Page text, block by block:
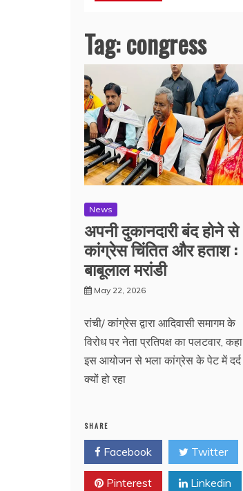
Tag:congress
News
अपनी दुकानदारी बंद होने से
कांग्रेस चिंतित और हताश :
बाबूलाल मरांडी
May 22, 2026
रांची/ कांग्रेस द्वारा आदिवासी समागम के
विरोध पर नेता प्रतिपक्ष का पलटवार, कहा
इस आयोजन से भला कांग्रेस के पेट में दर्द
क्यों हो रहा
SHARE
Facebook Twitter
Pinterest Linkedin